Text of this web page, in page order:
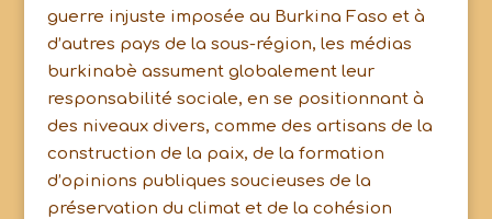
guerre injuste imposée au Burkina Faso et à
d’autres pays de la sous-région, les médias
burkinabè assument globalement leur
responsabilité sociale, en se positionnant à
des niveaux divers, comme des artisans de la
construction de la paix, de la formation
d’opinions publiques soucieuses de la
préservation du climat et de la cohésion